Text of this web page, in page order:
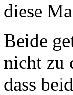
diese
Beide
nicht zu
dass